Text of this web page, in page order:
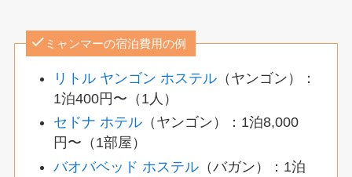
ミャンマーの宿泊費用の例
リトル ヤンゴン ホステル （ヤンゴン）：
1泊400円〜（1人）
セドナ ホテル （ヤンゴン）：1泊8,000
円〜（1部屋）
バオバベッド ホステル （バガン）：1泊